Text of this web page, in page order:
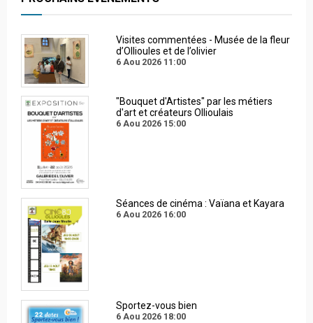
Visites commentées - Musée de la fleur
d’Ollioules et de l’olivier
6 Aou 2026 11:00
"Bouquet d'Artistes" par les métiers
d'art et créateurs Ollioulais
6 Aou 2026 15:00
Séances de cinéma : Vaïana et Kayara
6 Aou 2026 16:00
Sportez-vous bien
6 Aou 2026 18:00